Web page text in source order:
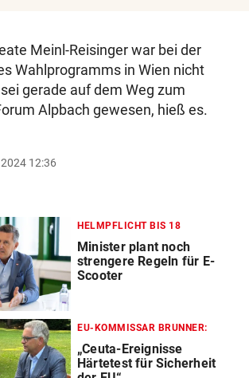
Meinl-Reisinger war bei der
Wahlprogramms in Wien nicht
gerade auf dem Weg zum
Alpbach gewesen, hieß es.
12:36
HELMPFLICHT BIS 18
Minister plant noch
strengere Regeln für E-
Scooter
EU-KOMMISSAR BRUNNER:
„Ceuta-Ereignisse
Härtetest für Sicherheit